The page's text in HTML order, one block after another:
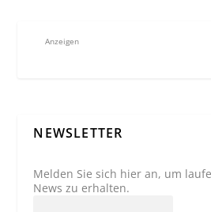
Anzeigen
NEWSLETTER
Melden Sie sich hier an, um
News zu erhalten.